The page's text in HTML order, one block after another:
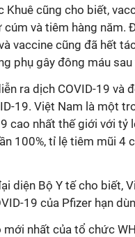
Khuê cũng cho biết,
cúm và tiêm hàng năm.
vaccine cũng đã hết
phụ gây đông máu
ra dịch COVID-19 và
19. Việt Nam là một
cao nhất thế giới với
100%, tỉ lệ tiêm mũi
diện Bộ Y tế cho biết,
19 của Pfizer hạn
mới nhất của tổ chức